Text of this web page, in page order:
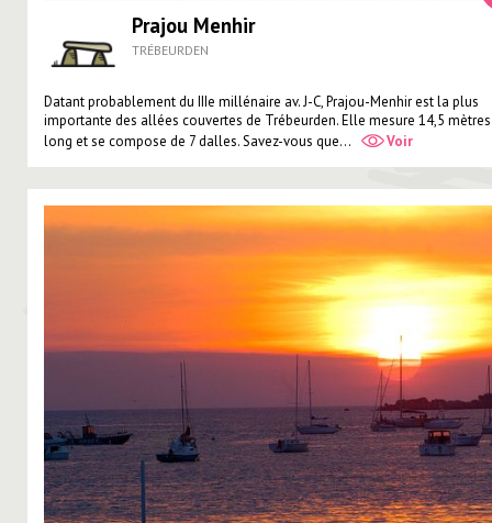
Prajou Menhir
TRÉBEURDEN
Datant probablement du IIIe millénaire av. J-C, Prajou-Menhir est la plus
importante des allées couvertes de Trébeurden. Elle mesure 14,5
long et se compose de 7 dalles. Savez-vous que...
Voir